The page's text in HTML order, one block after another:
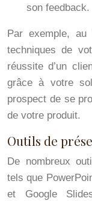
son feedback.
Par exemple, au
techniques de
réussite d’un
grâce à votre
prospect de se
de votre produit.
Outils de
De nombreux
tels que
et Google